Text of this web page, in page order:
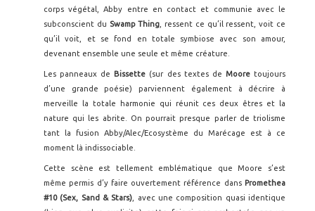
corps végétal, Abby entre en contact et communie avec le
subconscient du Swamp Thing , ressent ce qu’il ressent, voit ce
qu’il voit, et se fond en totale symbiose avec son amour,
devenant ensemble une seule et même créature.
Les panneaux de Bissette (sur des textes de Mooretoujours
d’une grande poésie) parviennent également à décrire à
merveille la totale harmonie qui réunit ces deux êtres et la
nature qui les abrite. On pourrait presque parler de triolisme
tant la fusion Abby/Alec/Ecosystème du Marécage est à ce
moment là indissociable.
Cette scène est tellement emblématique que Moore s’est
même permis d’y faire ouvertement référence dans Promethea
#10 (Sex, Sand & Stars) , avec une composition quasi identique